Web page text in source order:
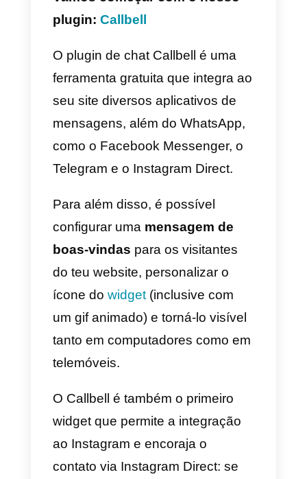
Neste artigo, nós apresentamos
três plugins difundidos que você
pode usar para integrar o
WhatsApp a qualquer site,
independente do CMS usado
Magento, etc).
Os três plugins que nós
escolheremos são o Callbell,
GetButton e WidgetWhats.
ver quais são as vantagens e
ferramentas.
Vamos começar com o nosso
plugin:Callbell